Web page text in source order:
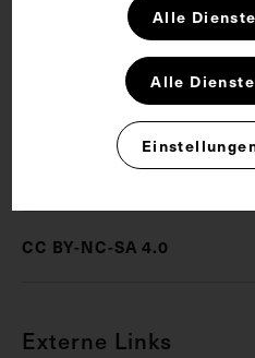
Schlagwörter
Jubiläum
CC BY-NC-SA 4.0
Externe Links
Alle
Alle